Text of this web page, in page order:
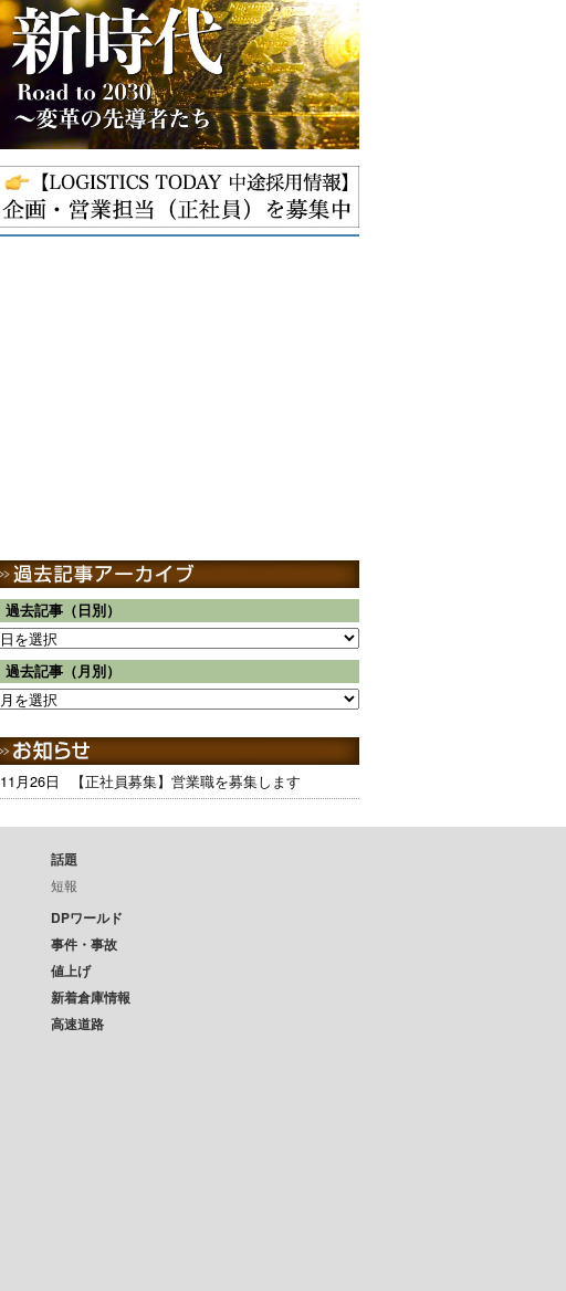
過去記事（日別）
過去記事（月別）
11月26日 【正社員募集】営業職を募集します
話題
短報
DPワールド
事件・事故
値上げ
新着倉庫情報
高速道路